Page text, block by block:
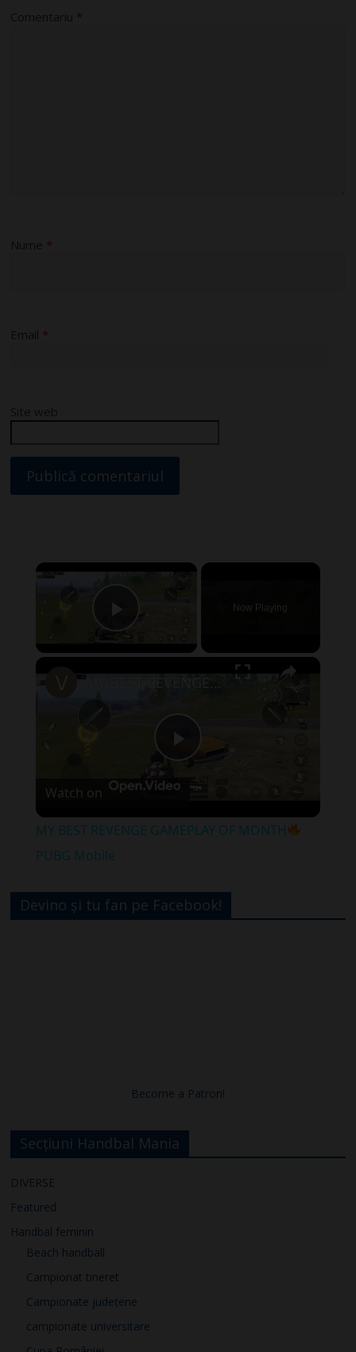
*
*
*
×
Play Video
Now Playing
×
P
y
e
o
Watch on
MY BEST REVENGE GAMEPLAY OF MONTH
PUBG Mobile
Devino și tu fan pe Facebook!
Become a Patron!
Secțiuni Handbal Mania
DIVERSE
Featured
Handbal feminin
Beach handball
Campionat tineret
Campionate județene
campionate universitare